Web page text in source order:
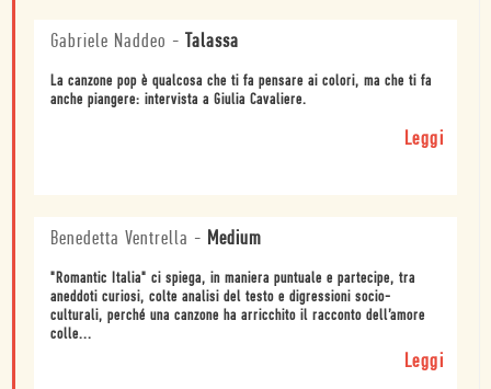
Gabriele Naddeo - Talassa
La canzone pop è qualcosa che ti fa pensare ai colori, ma che ti fa
anche piangere: intervista a Giulia Cavaliere.
Leggi
Benedetta Ventrella - Medium
"Romantic Italia" ci spiega, in maniera puntuale e partecipe, tra
aneddoti curiosi, colte analisi del testo e digressioni socio-
culturali, perché una canzone ha arricchito il racconto dell’amore
colle...
Leggi